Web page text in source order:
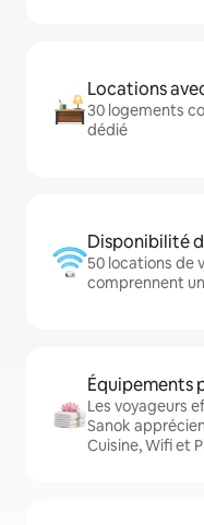
Locations
30 logements
dédié
Disponibilité
50 locations de
comprennent
Équipements
Les voyageurs
Sanok
Cuisine, Wifi et